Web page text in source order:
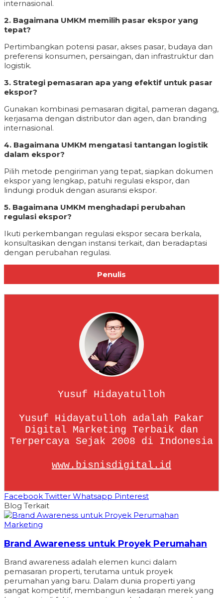
internasional.
2. Bagaimana UMKM memilih pasar ekspor yang
tepat?
Pertimbangkan potensi pasar, akses pasar, budaya dan
preferensi konsumen, persaingan, dan infrastruktur dan
logistik.
3. Strategi pemasaran apa yang efektif untuk pasar
ekspor?
Gunakan kombinasi pemasaran digital, pameran dagang,
kerjasama dengan distributor dan agen, dan branding
internasional.
4. Bagaimana UMKM mengatasi tantangan logistik
dalam ekspor?
Pilih metode pengiriman yang tepat, siapkan dokumen
ekspor yang lengkap, patuhi regulasi ekspor, dan
lindungi produk dengan asuransi ekspor.
5. Bagaimana UMKM menghadapi perubahan
regulasi ekspor?
Ikuti perkembangan regulasi ekspor secara berkala,
konsultasikan dengan instansi terkait, dan beradaptasi
dengan perubahan regulasi.
Penulis
Yusuf Hidayatulloh
Yusuf Hidayatulloh adalah Pakar
Digital Marketing Terbaik dan
Terpercaya Sejak 2008 di Indonesia
www.bisnisdigital.id
Facebook Twitter Whatsapp Pinterest
Blog Terkait
Marketing
Brand Awareness untuk Proyek Perumahan
Brand awareness adalah elemen kunci dalam
pemasaran properti, terutama untuk proyek
perumahan yang baru. Dalam dunia properti yang
sangat kompetitif, membangun kesadaran merek yang